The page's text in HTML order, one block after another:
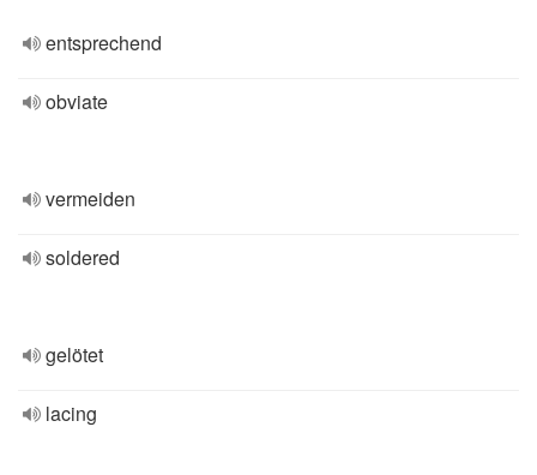
entsprechend
obviate
vermeiden
soldered
gelötet
lacing